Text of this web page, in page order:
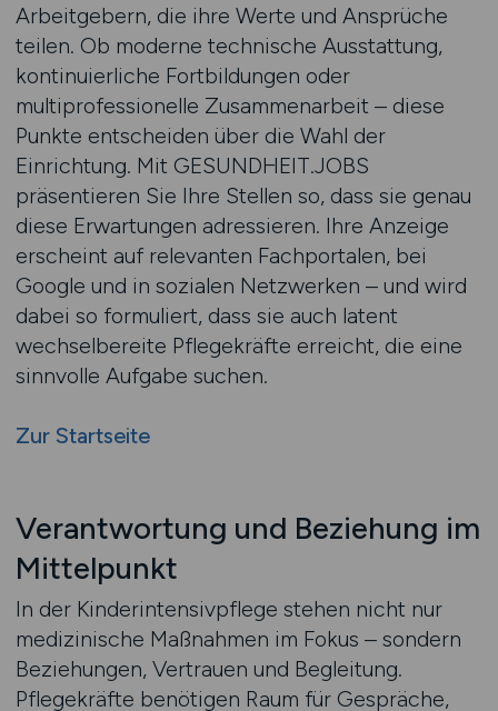
Arbeitgebern, die ihre Werte und Ansprüche
teilen. Ob moderne technische Ausstattung,
kontinuierliche Fortbildungen oder
multiprofessionelle Zusammenarbeit – diese
Punkte entscheiden über die Wahl der
Einrichtung. Mit GESUNDHEIT.JOBS
präsentieren Sie Ihre Stellen so, dass sie genau
diese Erwartungen adressieren. Ihre Anzeige
erscheint auf relevanten Fachportalen, bei
Google und in sozialen Netzwerken – und wird
dabei so formuliert, dass sie auch latent
wechselbereite Pflegekräfte erreicht, die eine
sinnvolle Aufgabe suchen.
Zur Startseite
Verantwortung und Beziehung im
Mittelpunkt
In der Kinderintensivpflege stehen nicht nur
medizinische Maßnahmen im Fokus – sondern
Beziehungen, Vertrauen und Begleitung.
Pflegekräfte benötigen Raum für Gespräche,